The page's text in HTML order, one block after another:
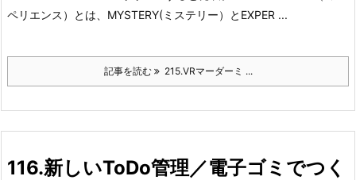
ペリエンス）とは、MYSTERY(ミステリー）とEXPER ...
記事を読む 215.VRマーダーミ ...
116.新しいToDo管理／電子ゴミでつく